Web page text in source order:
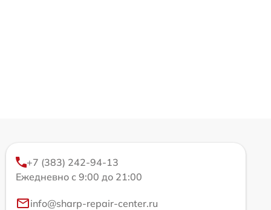
+7 (383) 242-94-13
Ежедневно с 9:00 до 21:00
info@sharp-repair-center.ru